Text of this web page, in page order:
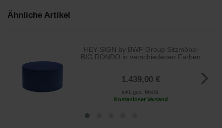
Ähnliche Artikel
HEY-SIGN by BWF Group Sitzmöbel
BIG RONDO in verschiedenen Farben
1.439,00 €
inkl. ges. MwSt.
Kostenloser Versand